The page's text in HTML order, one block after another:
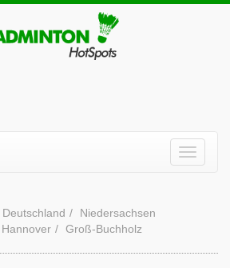
Deutschland
Niedersachsen
Hannover
Groß-Buchholz